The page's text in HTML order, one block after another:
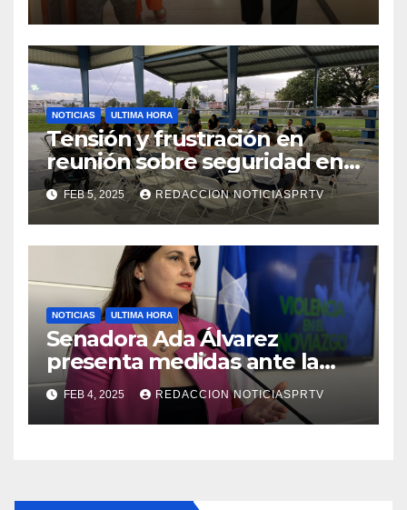
de la Salud en Mayagüez
NOTICIAS ULTIMA HORA
Tensión y frustración en
reunión sobre seguridad en
Reparto Metropolitano
FEB 5, 2025 REDACCION NOTICIASPRTV
NOTICIAS ULTIMA HORA
Senadora Ada Álvarez
presenta medidas ante la
violencia en el noviazgo
FEB 4, 2025 REDACCION NOTICIASPRTV